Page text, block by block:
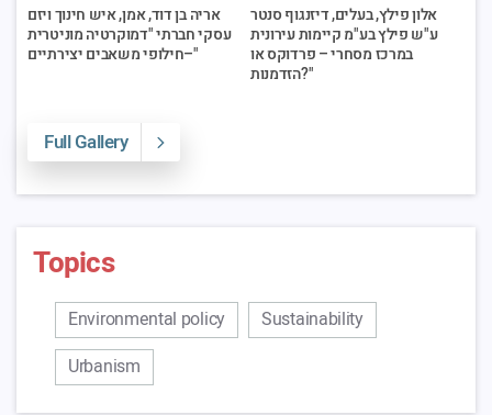
אריה בן דוד, אמן, איש חינוך ויזם
עסקי חברתי "דמוקרטיה מוניטרית
–חילופי משאבים יצירתיים"
אלון פילץ, בעלים, דיזנגוף סנטר
ע"ש פילץ בע"מ קיימות עירונית
במרכז מסחרי – פרדוקס או
הזדמנות?"
Full Gallery
Topics
Environmental policy
Sustainability
Urbanism